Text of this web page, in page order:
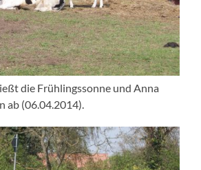
die Frühlingssonne und Anna
ab (06.04.2014).